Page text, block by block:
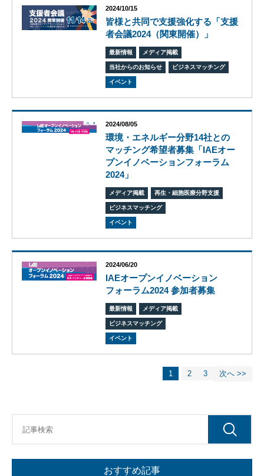
ク
株式
投資
チン
ビジ
2024/10/15
皆様と共同で支援強化する「支援
者会議2024（関東開催）」
最新情報 メディア掲載
当社からのお知らせ ビジネスマッチング
イベント
2024/08/05
環境・エネルギー分野14社との
マッチング希望者募集「IAEオー
プンイノベーションフォーラム
2024」
メディア掲載 再生・細胞医療分野支援
ビジネスマッチング
イベント
2024/06/20
IAEオープンイノベーション
フォーラム2024 参加者募集
最新情報 メディア掲載
ビジネスマッチング
イベント
1 2 3 次へ >>
おすすめ記事